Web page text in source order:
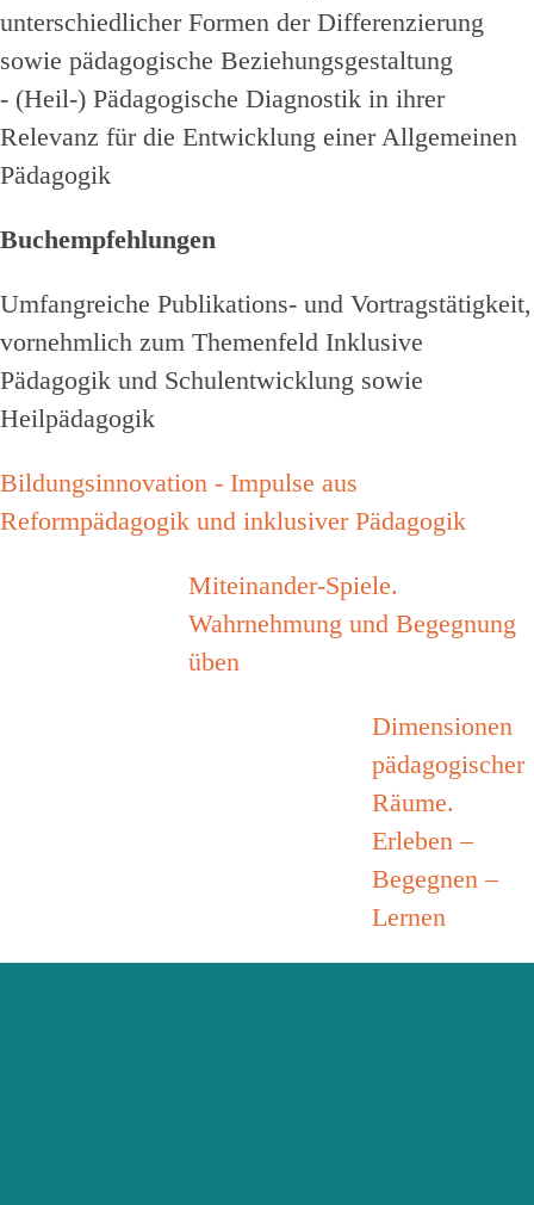
unterschiedlicher Formen der Differenzierung
sowie pädagogische Beziehungsgestaltung
- (Heil-) Pädagogische Diagnostik in ihrer
Relevanz für die Entwicklung einer Allgemeinen
Pädagogik
Buchempfehlungen
Umfangreiche Publikations- und Vortragstätigkeit,
vornehmlich zum Themenfeld Inklusive
Pädagogik und Schulentwicklung sowie
Heilpädagogik
Bildungsinnovation - Impulse aus
Reformpädagogik und inklusiver Pädagogik
Miteinander-Spiele.
Wahrnehmung und Begegnung
üben
Dimensionen
pädagogischer
Räume.
Erleben –
Begegnen –
Lernen